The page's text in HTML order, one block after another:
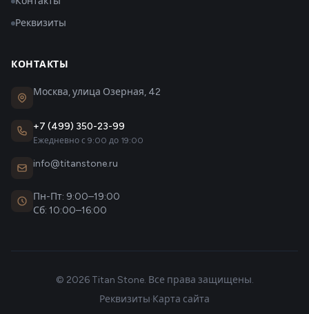
Реквизиты
КОНТАКТЫ
Москва, улица Озерная, 42
+7 (499) 350-23-99
Ежедневно с 9:00 до 19:00
info@titanstone.ru
Пн-Пт: 9:00–19:00
Сб: 10:00–16:00
© 2026 Titan Stone. Все права защищены.
Реквизиты·Карта сайта